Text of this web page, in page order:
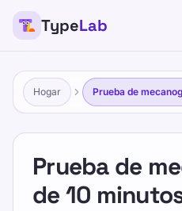
TypeLab
Hogar Prueba de
Prueba de
de 10